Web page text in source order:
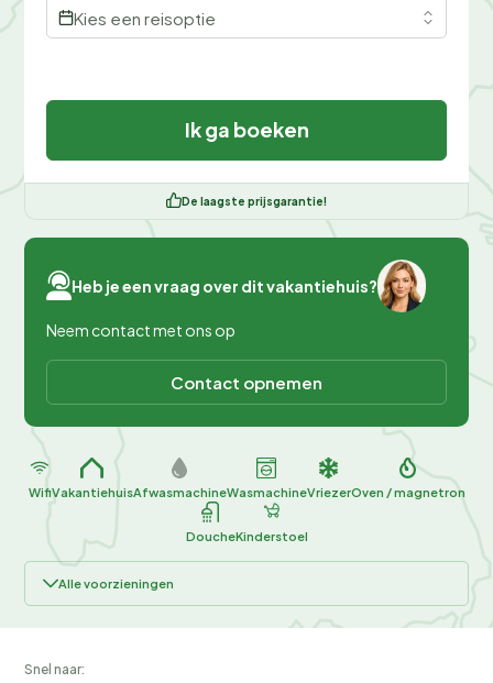
Kies een reisoptie
Ik ga boeken
De laagste prijsgarantie!
Heb je een vraag over dit vakantiehuis?
Neem contact met ons op
Contact opnemen
WifiVakantiehuisAfwasmachineWasmachineVriezerOven / magnetron
DoucheKinderstoel
Alle voorzieningen
Snel naar: